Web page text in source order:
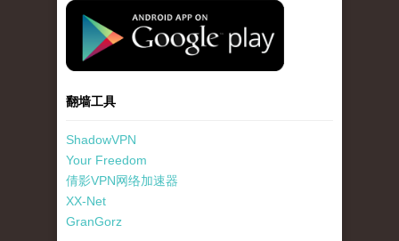
standard-icon-googleplay-app-store.png
翻墙工具
ShadowVPN
Your Freedom
倩影VPN网络加速器
XX-Net
GranGorz